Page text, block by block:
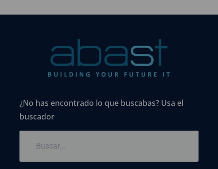
¿No has encontrado lo que buscabas? Usa el
buscador